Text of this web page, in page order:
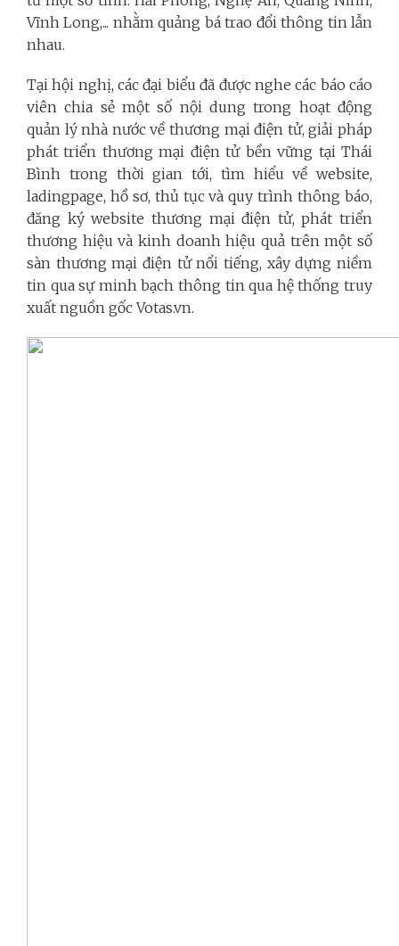
Vĩnh Long,... nhằm quảng bá trao đổi thông tin lẫn
nhau.
Tại hội nghị, các đại biểu đã được nghe các báo cáo
viên chia sẻ một số nội dung trong hoạt động
quản lý nhà nước về thương mại điện tử, giải pháp
phát triển thương mại điện tử bền vững tại Thái
Bình trong thời gian tới, tìm hiểu về website,
ladingpage, hồ sơ, thủ tục và quy trình thông báo,
đăng ký website thương mại điện tử, phát triển
thương hiệu và kinh doanh hiệu quả trên một số
sàn thương mại điện tử nổi tiếng, xây dựng niềm
tin qua sự minh bạch thông tin qua hệ thống truy
xuất nguồn gốc Votas.vn.